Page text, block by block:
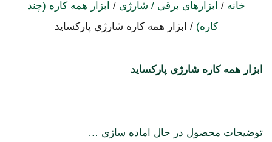
خانه / ابزارهای برقی / شارژی / ابزار همه کاره (چند
کاره) / ابزار همه کاره شارژی پارکساید
ابزار همه کاره شارژی پارکساید
توضیحات محصول در حال اماده سازی …